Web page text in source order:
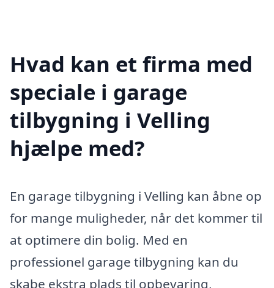
Hvad kan et firma med
speciale i garage
tilbygning i Velling
hjælpe med?
En garage tilbygning i Velling kan åbne op
for mange muligheder, når det kommer til
at optimere din bolig. Med en
professionel garage tilbygning kan du
skabe ekstra plads til opbevaring,